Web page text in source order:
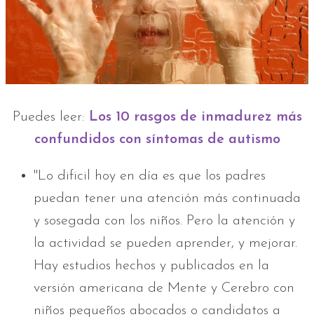
Puedes leer: Los 10 rasgos de inmadurez más
confundidos con síntomas de autismo
"Lo dificil hoy en día es que los padres
puedan tener una atención más continuada
y sosegada con los niños. Pero la atención y
la actividad se pueden aprender, y mejorar.
Hay estudios hechos y publicados en la
versión americana de Mente y Cerebro con
niños pequeños abocados o candidatos a